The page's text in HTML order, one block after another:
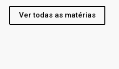
Ver todas as matérias